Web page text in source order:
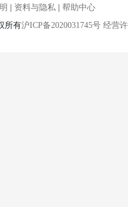
| 资料与隐私 | 帮助中心
所有沪ICP备2020031745号 经营